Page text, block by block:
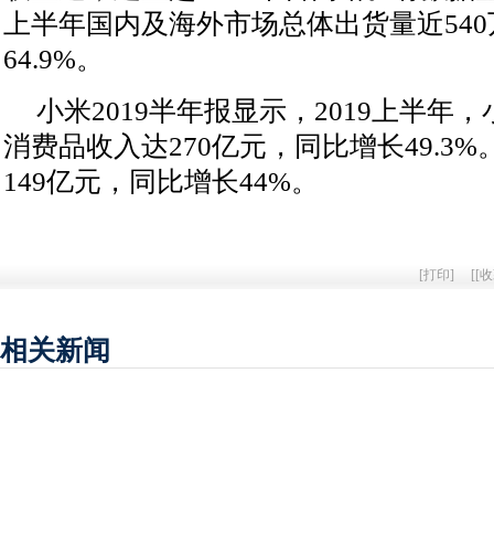
上半年国内及海外市场总体出货量近
64.9%。
小米2019半年报显示，2019上半年，
消费品收入达270亿元，同比增长49.3%
149亿元，同比增长44%。
[打印] [[
相关新闻